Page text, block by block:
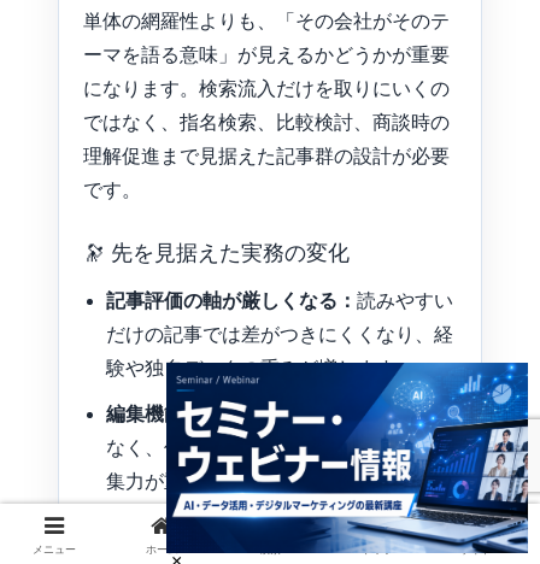
単体の網羅性よりも、「その会社がそのテ
ーマを語る意味」が見えるかどうかが重要
になります。検索流入だけを取りにいくの
ではなく、指名検索、比較検討、商談時の
理解促進まで見据えた記事群の設計が必要
です。
🔭 先を見据えた実務の変化
記事評価の軸が厳しくなる：読みやすい
だけの記事では差がつきにくくなり、経
験や独自データの重みが増します。
編集機能の価値が上がる：書く力だけで
なく、何を削り、何を足すかを決める編
集力が重要になります。
更新運用が競争力になる： 公開後に改善
メニュー ホーム トップ サイドバー